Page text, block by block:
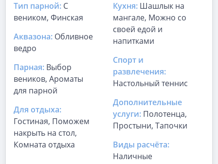
Тип парной: С
веником, Финская
Аквазона: Обливное
ведро
Парная: Выбор
веников, Ароматы
для парной
Для отдыха:
Гостиная, Поможем
накрыть на стол,
Комната отдыха
Кухня: Шашлык на
мангале, Можно со
своей едой и
напитками
Спорт и
развлечения:
Настольный теннис
Дополнительные
услуги: Полотенца,
Простыни, Тапочки
Виды расчёта:
Наличные